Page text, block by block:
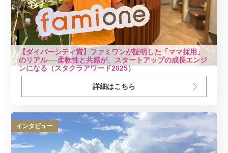
【ダイバーシティ賞】ファミワンが証明した「ママ採用」
のリアル──柔軟性と共感が、スタートアップの成長エンジ
ンになる（スタクラアワード2025）
詳細はこちら
インタビュー